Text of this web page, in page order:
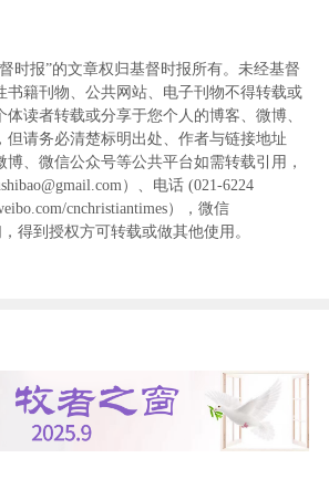
时报”的文章权归基督时报所有。未经基督
书籍刊物、公共网站、电子刊物不得转载或
读者转载或分享于您个人的博客、微博、
但请务必清楚标明出处、作者与链接地址
博、微信公众号等公共平台如需转载引用，
）、电话 (021-6224
cnchristiantimes），微信
，得到授权方可转载或做其他使用。